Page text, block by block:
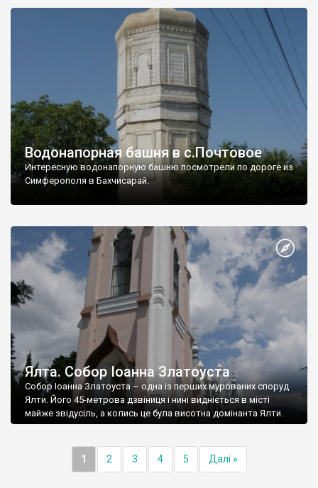
Водонапорная башня в с.Почтовое
Интересную водонапорную башню посмотрели по дороге из
Симферополя в Бахчисарай.
Ялта. Собор Іоанна Златоуста
Собор Іоанна Златоуста – одна із перших мурованих споруд
Ялти. Його 45-метрова дзвіниця і нині видніється в місті
майже звідусіль, а колись це була висотна домінанта Ялти.
1 2 3 4 5 Далі »